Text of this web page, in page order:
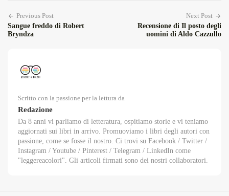
Previous Post
Sangue freddo di Robert
Bryndza
Next Post
Recensione di Il posto degli
uomini di Aldo Cazzullo
Scritto con la passione per la lettura da
Redazione
Da 8 anni vi parliamo di letteratura, ospitiamo storie e vi teniamo
aggiornati sui libri in arrivo. Promuoviamo i libri degli autori con
passione, come se fosse il nostro. Ci trovi su Facebook / Twitter /
Instagram / Youtube / Pinterest / Telegram / LinkedIn come
"leggereacolori". Gli articoli firmati sono dei nostri collaboratori.